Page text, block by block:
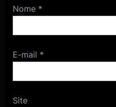
Nome *
E-mail *
Site